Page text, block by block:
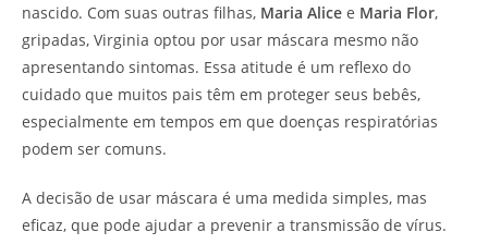
nascido. Com suas outras filhas, Maria Alice e Maria Flor,
gripadas, Virginia optou por usar máscara mesmo não
apresentando sintomas. Essa atitude é um reflexo do
cuidado que muitos pais têm em proteger seus bebês,
especialmente em tempos em que doenças respiratórias
podem ser comuns.
A decisão de usar máscara é uma medida simples, mas
eficaz, que pode ajudar a prevenir a transmissão de vírus.